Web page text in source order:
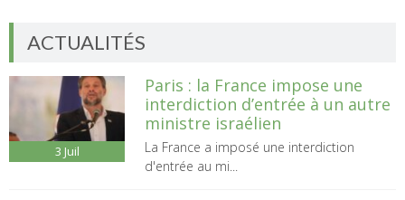
ACTUALITÉS
3 Juil
Paris : la France impose une
interdiction d’entrée à un autre
ministre israélien
La France a imposé une interdiction
d'entrée au mi...